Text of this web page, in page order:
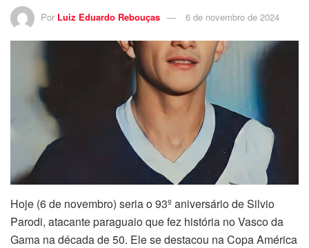
Por Luiz Eduardo Rebouças 6 de novembro de 2024
Hoje (6 de novembro) seria o 93º aniversário de Silvio
Parodi, atacante paraguaio que fez história no Vasco da
Gama na década de 50. Ele se destacou na Copa América